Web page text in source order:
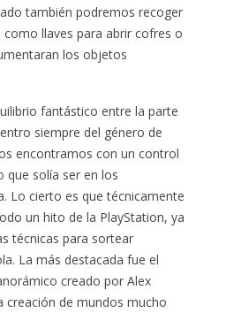
también podremos recoger
llaves para abrir cofres o
los objetos
fantástico entre la parte
siempre del género de
encontramos con un control
que solía ser en los
Lo cierto es que técnicamente
un hito de la PlayStation, ya
técnicas para sortear
La más destacada fue el
creado por Alex
creación de mundos mucho